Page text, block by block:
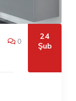
0
24
Şub